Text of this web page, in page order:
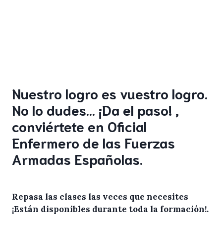
Nuestro logro es vuestro logro.
No lo dudes… ¡Da el paso! ,
conviértete en Oficial
Enfermero de las Fuerzas
Armadas Españolas.
Repasa las clases las veces que necesites
¡Están disponibles durante toda la formación!.